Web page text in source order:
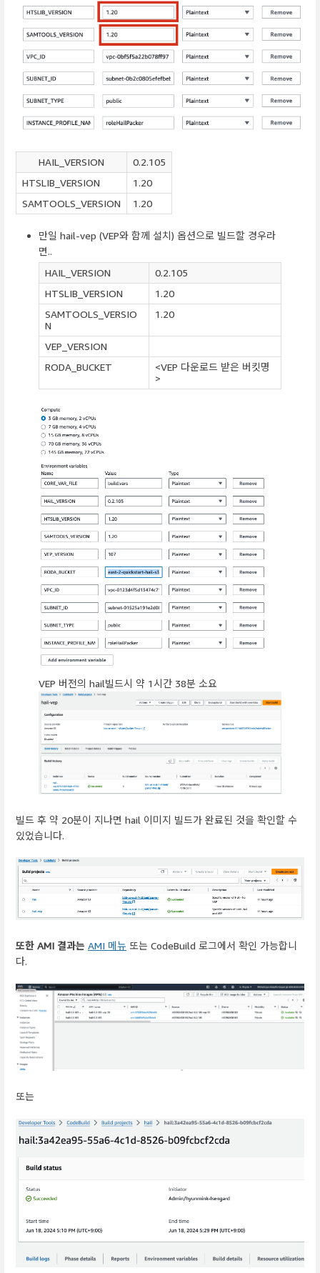
HAIL_VERSION
0.2.105
HTSLIB_VERSION
1.20
SAMTOOLS_VERSION
1.20
만일 hail-vep (VEP와 함께 설치) 옵션으로 빌드할 경우라
면..
HAIL_VERSION
0.2.105
HTSLIB_VERSION
1.20
SAMTOOLS_VERSIO
N
1.20
VEP_VERSION
RODA_BUCKET
<VEP 다운로드 받은 버킷명
>
VEP 버전의 hail빌드시 약 1시간 38분 소요
빌드 후 약 20분이 지나면 hail 이미지 빌드가 완료된 것을 확인할 수
있었습니다.
또한 AMI 결과는 AMI 메뉴 또는 CodeBuild 로그에서 확인 가능합니
다.
또는